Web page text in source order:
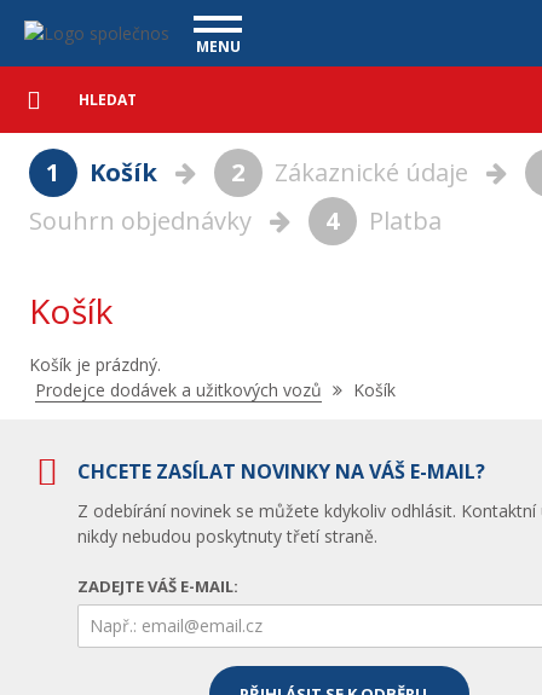
Navigace
MENU
VÝKUP VOZŮ
ÚVĚR ZDARMA
ZÁRUKA NA OJETÉ VOZY
ONLINE VIDEO PROHLÍDKY
NÁŠ TÝM
NAŠE VIDEA
MAGAZÍN
KONTAKT
Podrobné
vyhledávání
Vyhledat
1 Košík 2
Zákaznické údaje
Souhrn objednávky
4 Platba
Košík
Košík je prázdný.
Nacházíte
Prodejce dodávek a užitkových vozů Košík
CHCETE ZASÍLAT NOVINKY NA VÁŠ E-MAIL?
Z odebírání novinek se můžete kdykoliv odhlásit. Kontaktní
nikdy nebudou poskytnuty třetí straně.
ZADEJTE VÁŠ E-MAIL: